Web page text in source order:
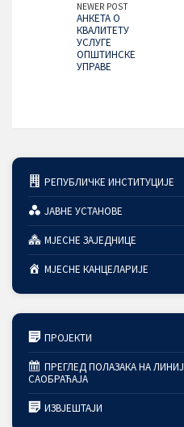
NEWER POST
АНКЕТА О
КВАЛИТЕТУ
УСЛУГЕ
ОПШТИНСКЕ
УПРАВЕ
РЕПУБЛИЧКЕ ИНСТИТУЦИЈЕ
ЈАВНЕ УСТАНОВЕ
МЈЕСНЕ ЗАЈЕДНИЦЕ
МЈЕСНЕ КАНЦЕЛАРИЈЕ
ПРОЈЕКТИ
ПРЕГЛЕД ПОЛАЗАКА НА
САОБРАЋАЈА
ИЗВЈЕШТАЈИ